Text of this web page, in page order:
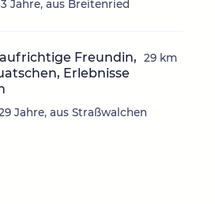
Jahre, aus Breitenried
Freundin,
Erlebnisse
Jahre, aus Straßwalchen
29 km